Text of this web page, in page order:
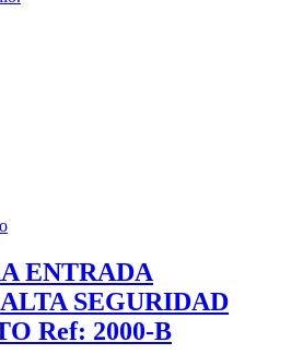
ENTRADA
SEGURIDAD
Ref: 2000-B